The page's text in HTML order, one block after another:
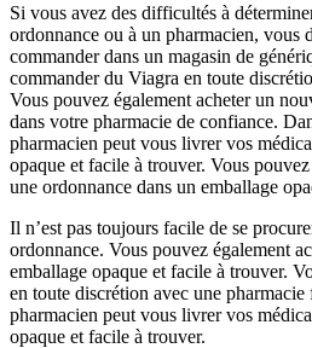
Si vous avez des difficultés à
ordonnance ou à un pharmacien, vous
commander dans un magasin de
commander du Viagra en toute
Vous pouvez également acheter un
dans votre pharmacie de confiance.
pharmacien peut vous livrer vos
opaque et facile à trouver. Vous
une ordonnance dans un emballage
Il n’est pas toujours facile de se
ordonnance. Vous pouvez également
emballage opaque et facile à trouver.
en toute discrétion avec une
pharmacien peut vous livrer vos
opaque et facile à trouver.